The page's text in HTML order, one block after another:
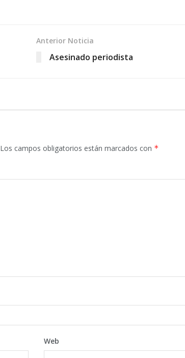
Anterior Noticia
Asesinado periodista
Los campos obligatorios están marcados con *
Web